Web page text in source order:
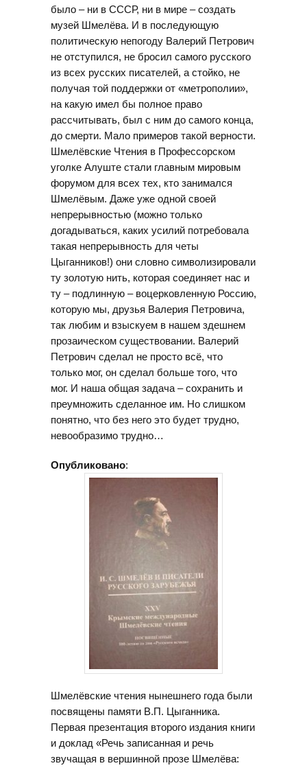
было – ни в СССР, ни в мире – создать
музей Шмелёва. И в последующую
политическую непогоду Валерий Петрович
не отступился, не бросил самого русского
из всех русских писателей, а стойко, не
получая той поддержки от «метрополии»,
на какую имел бы полное право
рассчитывать, был с ним до самого конца,
до смерти. Мало примеров такой верности.
Шмелёвские Чтения в Профессорском
уголке Алуште стали главным мировым
форумом для всех тех, кто занимался
Шмелёвым. Даже уже одной своей
непрерывностью (можно только
догадываться, каких усилий потребовала
такая непрерывность для четы
Цыганников!) они словно символизировали
ту золотую нить, которая соединяет нас и
ту – подлинную – воцерковленную Россию,
которую мы, друзья Валерия Петровича,
так любим и взыскуем в нашем здешнем
прозаическом существовании. Валерий
Петрович сделал не просто всё, что
только мог, он сделал больше того, что
мог. И наша общая задача – сохранить и
преумножить сделанное им. Но слишком
понятно, что без него это будет трудно,
невообразимо трудно…
Опубликовано:
Шмелёвские чтения нынешнего года были
посвящены памяти В.П. Цыганника.
Первая презентация второго издания книги
и доклад «Речь записанная и речь
звучащая в вершинной прозе Шмелёва: